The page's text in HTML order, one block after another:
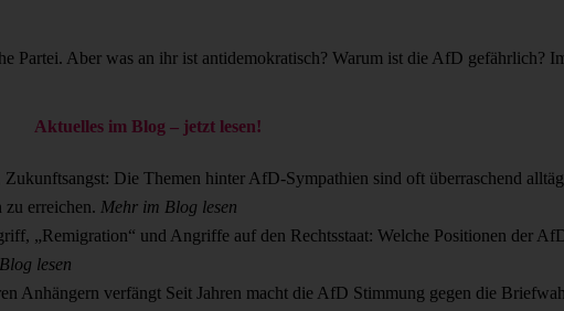
Partei. Aber was an ihr ist antidemokratisch? Warum ist die AfD gefährlich?
Aktuelles im Blog – jetzt lesen!
Zukunftsangst: Die Themen hinter AfD-Sympathien sind oft überraschend
zu erreichen. Mehr im Blog lesen
„Remigration“ und Angriffe auf den Rechtsstaat: Welche Positionen der
lesen
Anhängern verfängt Seit Jahren macht die AfD Stimmung gegen die